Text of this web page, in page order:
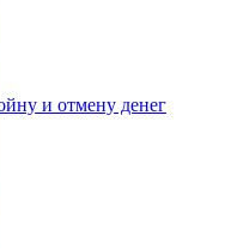
и отмену денег